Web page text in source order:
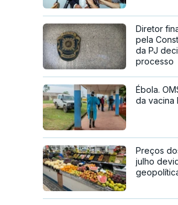
Diretor
pela
da PJ
processo
Ébola.
da vacina
Preços
julho